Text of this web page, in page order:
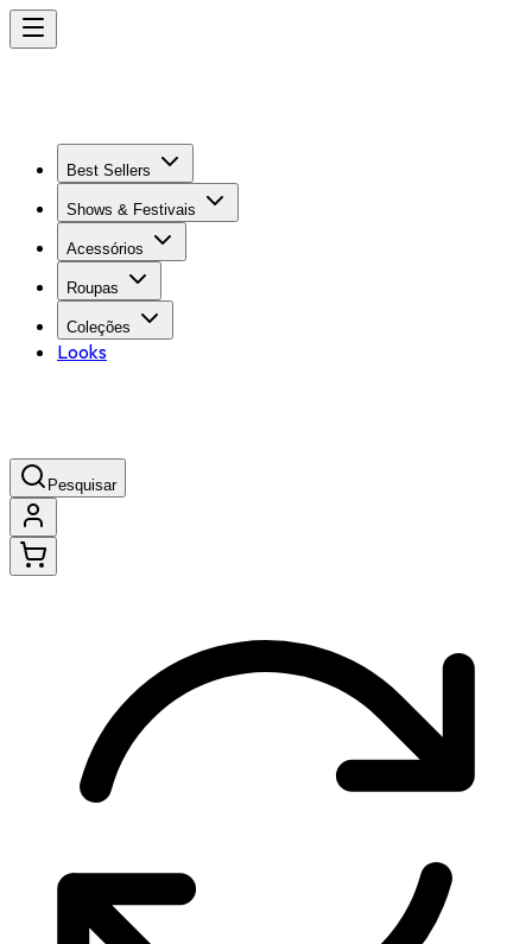
Best Sellers
Shows & Festivais
Acessórios
Roupas
Coleções
Looks
Pesquisar